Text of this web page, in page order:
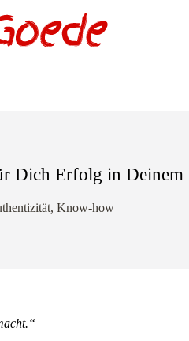
Dich Erfolg in Deinem
, Know-how